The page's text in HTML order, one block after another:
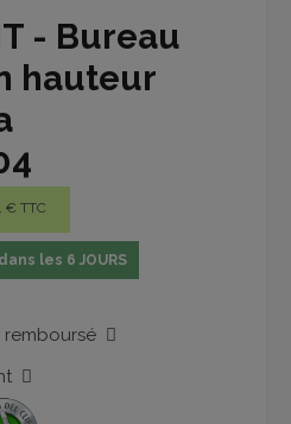
- Bureau
hauteur
€ TTC
les 6 JOURS
remboursé